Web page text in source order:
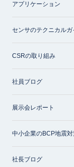
アプリケーション
センサのテクニカルガ
CSRの取り組み
社員ブログ
展示会レポート
中小企業のBCP地震対
社長ブログ